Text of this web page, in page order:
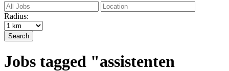
Radius:
Search
Jobs tagged "assistenten